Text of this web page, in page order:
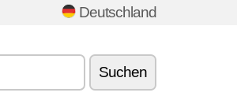
Deutschland
Suchen